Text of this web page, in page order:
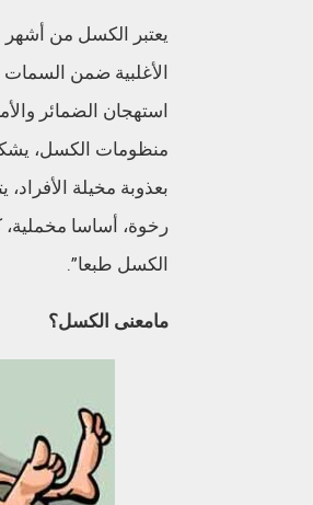
يعتبر الكسل من
الأغلبية ضمن السمات
استهجان الضمائر
منظومات الكسل،
بعذوبة مخيلة الأفراد،
رخوة، أساسا مخملية،
الكسل طبعا”
.
مامعنى الكسل؟